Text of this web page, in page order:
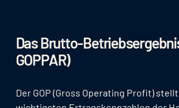
Das Brutto-
GOPPAR)
Der GOP (Gross Operating Profit)